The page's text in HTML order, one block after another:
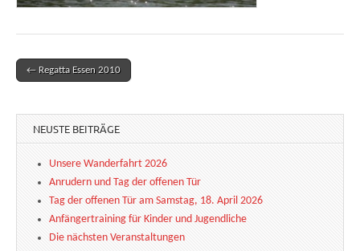
Post navigation
← Regatta Essen 2010
NEUSTE BEITRÄGE
Unsere Wanderfahrt 2026
Anrudern und Tag der offenen Tür
Tag der offenen Tür am Samstag, 18. April 2026
Anfängertraining für Kinder und Jugendliche
Die nächsten Veranstaltungen